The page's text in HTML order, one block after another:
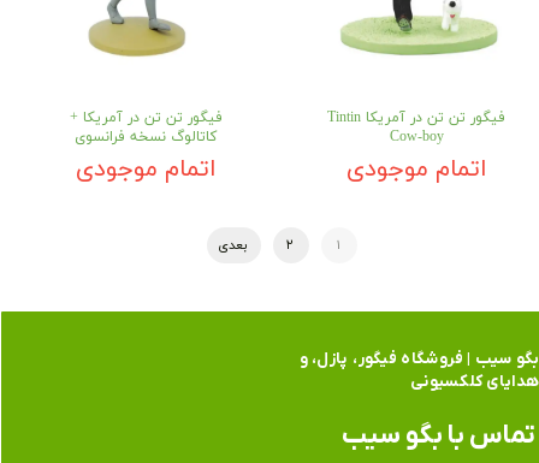
فیگور تن تن در آمریکا Tintin
Cow-boy
اتمام موجودی
فیگور تن تن در آمریکا +
کاتالوگ نسخه فرانسوی
اتمام موجودی
۱ ۲ بعدی
تماس​​​​​​​ با بگو سیب
بگو سیب | فروشگاه فیگور، پازل، و
هدایای کلکسیونی